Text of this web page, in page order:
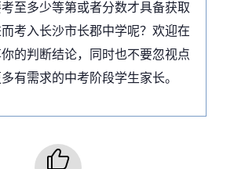
至多少等第或者分数才具备获取
考入长沙市长郡中学呢？欢迎在
的判断结论，同时也不要忽视点
有需求的中考阶段学生家长。